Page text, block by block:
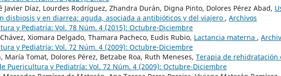
Javier Díaz, Lourdes Rodríguez, Zhandra Durán, Digna Pinto, Dolores Pérez Abad,
disbiosis y en diarrea: aguda, asociada a antibióticos y del viajero , Archivos
y Pediatría: Vol. 78 Núm. 4 (2015): Octubre-Diciembre
Xiomara Delgado, Thamara Pacheco, Eudis Rubio, Lactancia materna ,
y Pediatría: Vol. 72 Núm. 4 (2009): Octubre-Diciembre
María Tomat, Dolores Pérez, Betzabe Roa, Ruth Meneses, Terapia de rehidratación
Puericultura y Pediatría: Vol. 72 Núm. 4 (2009): Octubre-Diciembre